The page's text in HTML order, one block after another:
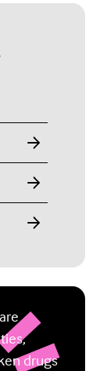
drugs